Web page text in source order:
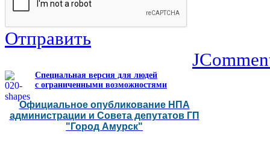
Отправить
Специальная версия для людей
с ограниченными возможностями
Официальное опубликование НПА
администрации и Совета депутатов ГП
"Город Амурск"